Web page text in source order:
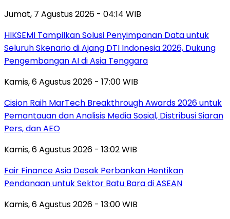
Jumat, 7 Agustus 2026 - 04:14 WIB
HIKSEMI Tampilkan Solusi Penyimpanan Data untuk
Seluruh Skenario di Ajang DTI Indonesia 2026, Dukung
Pengembangan AI di Asia Tenggara
Kamis, 6 Agustus 2026 - 17:00 WIB
Cision Raih MarTech Breakthrough Awards 2026 untuk
Pemantauan dan Analisis Media Sosial, Distribusi Siaran
Pers, dan AEO
Kamis, 6 Agustus 2026 - 13:02 WIB
Fair Finance Asia Desak Perbankan Hentikan
Pendanaan untuk Sektor Batu Bara di ASEAN
Kamis, 6 Agustus 2026 - 13:00 WIB